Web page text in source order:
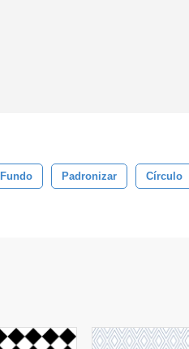
Fundo Padronizar Círculo